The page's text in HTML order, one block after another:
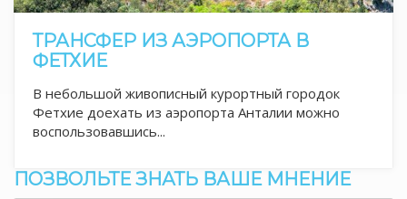
ТРАНСФЕР ИЗ АЭРОПОРТА В
ФЕТХИЕ
В небольшой живописный курортный городок
Фетхие доехать из аэропорта Анталии можно
воспользовавшись...
ПОЗВОЛЬТЕ ЗНАТЬ ВАШЕ МНЕНИЕ